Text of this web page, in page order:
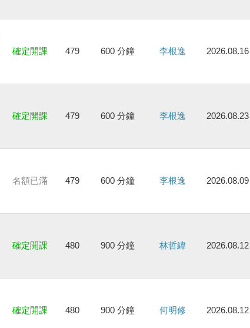
確定開課 479 600 分鐘 李根逸 2026.08.16
確定開課 479 600 分鐘 李根逸 2026.08.23
名額已滿 479 600 分鐘 李根逸 2026.08.09
確定開課 480 900 分鐘 林哲緯 2026.08.12
確定開課 480 900 分鐘 何明修 2026.08.12